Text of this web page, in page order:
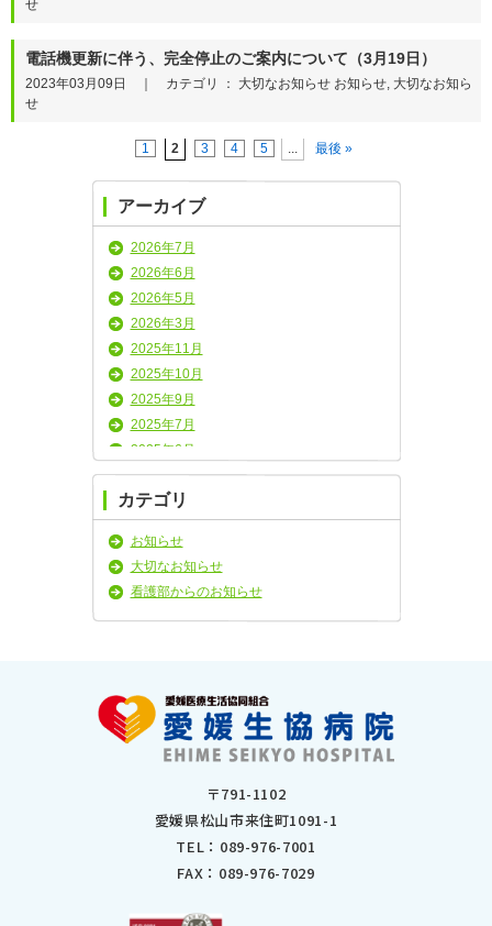
せ
電話機更新に伴う、完全停止のご案内について（3月19日）
2023年03月09日 ｜ カテゴリ ： 大切なお知らせ お知らせ, 大切なお知ら
せ
1 2 3 4 5 ... 最後 »
アーカイブ
2026年7月
2026年6月
2026年5月
2026年3月
2025年11月
2025年10月
2025年9月
2025年7月
2025年6月
2025年5月
2025年4月
2025年2月
2025年1月
2024年11月
2024年7月
2024年6月
2024年5月
2024年2月
2024年1月
2023年12月
カテゴリ
お知らせ
大切なお知らせ
看護部からのお知らせ
〒791-1102
愛媛県松山市来住町1091-1
TEL： 089-976-7001
FAX：089-976-7029